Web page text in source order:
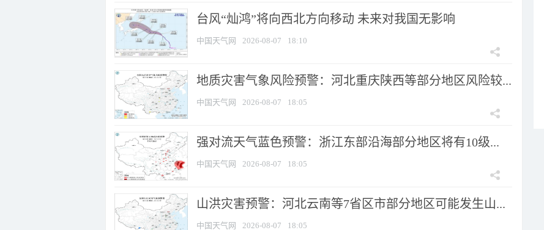
台风“灿鸿”将向西北方向移动 未来对我国无影响
中国天气网 2026-08-07 18:10
地质灾害气象风险预警：河北重庆陕西等部分地区风险较...
中国天气网 2026-08-07 18:05
强对流天气蓝色预警：浙江东部沿海部分地区将有10级...
中国天气网 2026-08-07 18:05
山洪灾害预警：河北云南等7省区市部分地区可能发生山...
中国天气网 2026-08-07 18:05